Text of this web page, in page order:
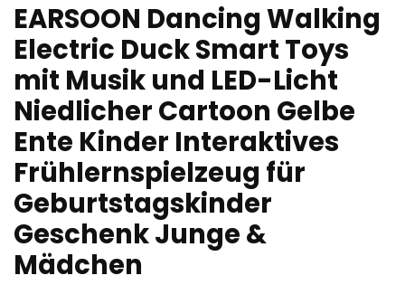
EARSOON Dancing Walking
Electric Duck Smart Toys
mit Musik und LED-Licht
Niedlicher Cartoon Gelbe
Ente Kinder Interaktives
Frühlernspielzeug für
Geburtstagskinder
Geschenk Junge &
Mädchen